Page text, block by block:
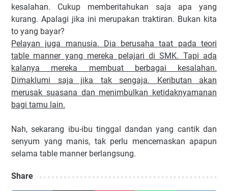
kesalahan. Cukup memberitahukan saja apa yang
kurang. Apalagi jika ini merupakan traktiran. Bukan kita
to yang bayar?
Pelayan juga manusia. Dia berusaha taat pada teori
table manner yang mereka pelajari di SMK. Tapi ada
kalanya mereka membuat berbagai kesalahan.
Dimaklumi saja jika tak sengaja. Keributan akan
merusak suasana dan menimbulkan ketidaknyamanan
bagi tamu lain.
Nah, sekarang ibu-ibu tinggal dandan yang cantik dan
senyum yang manis, tak perlu mencemaskan apapun
selama table manner berlangsung.
Share